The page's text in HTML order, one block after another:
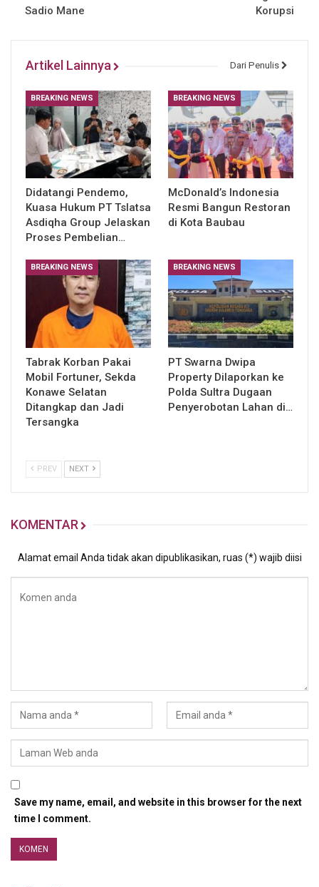
Sadio Mane
Korupsi
Artikel Lainnya Dari Penulis
BREAKING NEWS
Didatangi Pendemo,
Kuasa Hukum PT Tslatsa
Asdiqha Group Jelaskan
Proses Pembelian…
BREAKING NEWS
McDonald’s Indonesia
Resmi Bangun Restoran
di Kota Baubau
BREAKING NEWS
Tabrak Korban Pakai
Mobil Fortuner, Sekda
Konawe Selatan
Ditangkap dan Jadi
Tersangka
BREAKING NEWS
PT Swarna Dwipa
Property Dilaporkan ke
Polda Sultra Dugaan
Penyerobotan Lahan di…
PREV NEXT
KOMENTAR
Alamat email Anda tidak akan dipublikasikan, ruas (*) wajib diisi
Save my name, email, and website in this browser for the next
time I comment.